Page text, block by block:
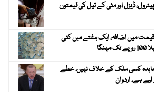
ڈیزل اور مٹی کے تیل کی قیمتوں
میں اضافہ، ایک ہفتے میں کئی
کسی ملک کے خلاف نہیں، خطے
ہے، اردوان